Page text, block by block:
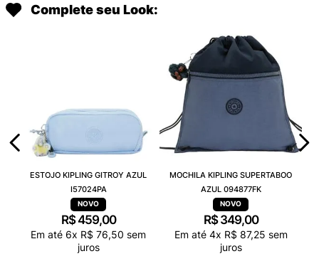
Complete seu Look:
ESTOJO KIPLING GITROY AZUL
I57024PA
R$459,00
Em até 6x R$ 76,50 sem
juros
MOCHILA KIPLING SUPERTABOO
AZUL 094877FK
R$ 349,00
Em até 4x R$ 87,25 sem
juros